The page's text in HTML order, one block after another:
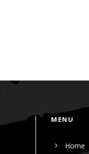
MENU
Home